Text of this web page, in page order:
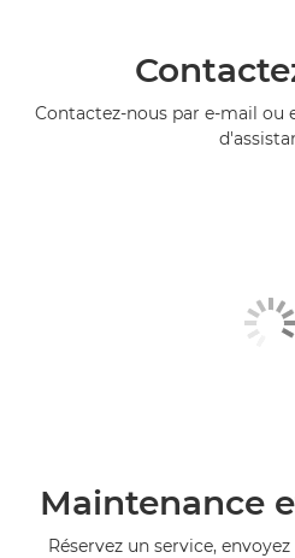
Contactez-nous par e-mail ou
Maintenance
Réservez un service,